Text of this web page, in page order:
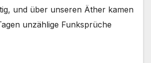
und über unseren Äther kamen
unzählige Funksprüche